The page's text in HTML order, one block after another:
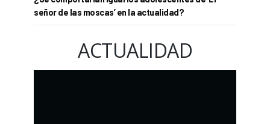
señor de las moscas’ en la actualidad?
ACTUALIDAD